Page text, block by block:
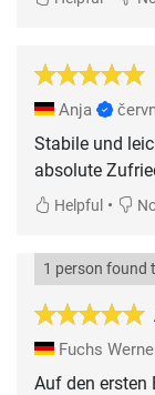
Anja
Stabile und
absolute
Helpful •
1 person found
Fuchs
Auf den ersten